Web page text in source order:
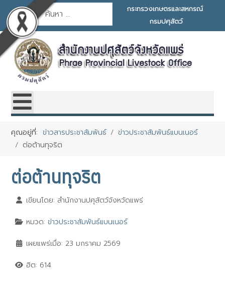
การค้นหา
กระทรวงเกษตรและสหกรณ์
กรมปศุสัตว์
คุณอยู่ที่:ข่าวสารประชาสัมพันธ์
ข่าวประชาสัมพันธ์แบนเนอร์
ต่อต้านทุจริต
ต่อต้านทุจริต
เขียนโดย: สำนักงานปศุสัตว์จังหวัด​แพร่​
หมวด: ข่าวประชาสัมพันธ์แบนเนอร์
เผยแพร่เมื่อ: 23 มกราคม 2569
ฮิต: 614